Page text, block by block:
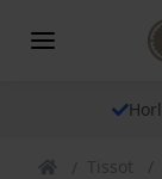
Tissot